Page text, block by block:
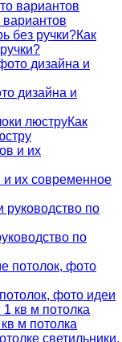
Как
дизайна и
Как
и их современное
по
фото идеи
м потолка